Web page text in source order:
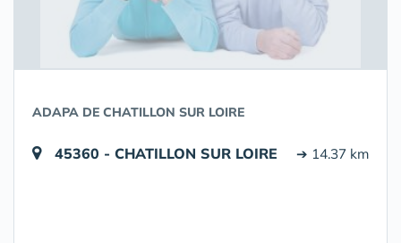
ADAPA DE CHATILLON SUR LOIRE
45360 - CHATILLON SUR LOIRE ➔ 14.37 km